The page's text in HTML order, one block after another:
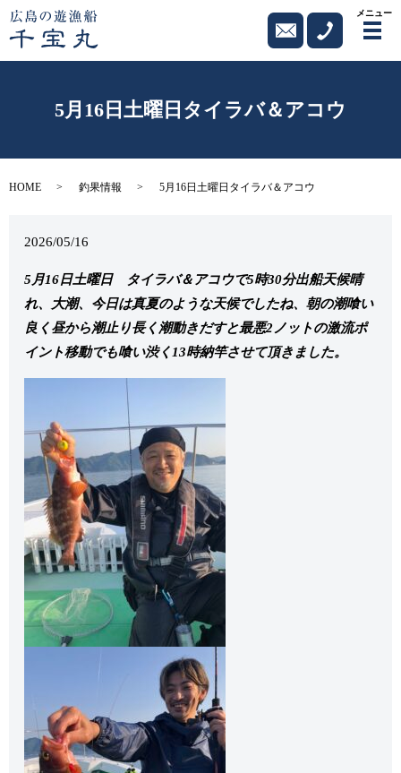
メニュー
メ
5月16日土曜日タイラバ＆アコウ
HOME 釣果情報 5月16日土曜日タイラバ＆アコウ
2026/05/16
5月16日土曜日 タイラバ＆アコウで5時30分出船天候晴
れ、大潮、今日は真夏のような天候でしたね、朝の潮喰い
良く昼から潮止り長く潮動きだすと最悪2ノットの激流ポ
イント移動でも喰い渋く13時納竿させて頂きました。